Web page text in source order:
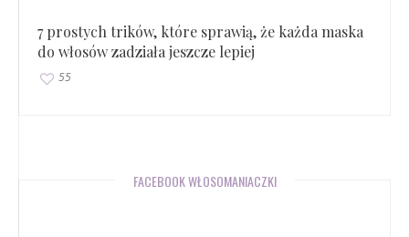
7 prostych trików, które sprawią, że każda maska
do włosów zadziała jeszcze lepiej
55
FACEBOOK WŁOSOMANIACZKI